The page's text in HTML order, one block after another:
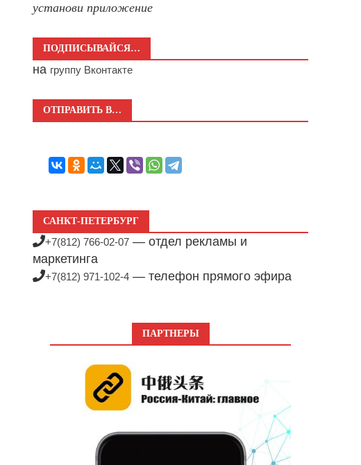
установи приложение
ПОДПИСЫВАЙСЯ…
на группу Вконтакте
ОТПРАВИТЬ В…
САНКТ-ПЕТЕРБУРГ
+7(812) 766-02-07 — отдел рекламы и
маркетинга
+7(812) 971-102-4 — телефон прямого эфира
ПАРТНЕРЫ